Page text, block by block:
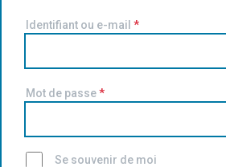
Identifiant ou e-mail *
Mot de passe*
Se souvenir de moi